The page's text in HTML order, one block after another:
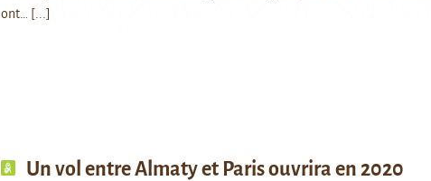
ont…
[...]
Un vol entre Almaty et Paris ouvrira en 2020